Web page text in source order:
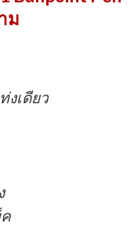
ม
งเดียว